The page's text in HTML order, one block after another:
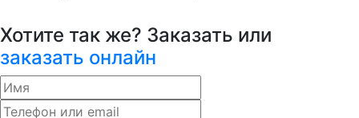
Хотите так же? Заказать или
заказать онлайн